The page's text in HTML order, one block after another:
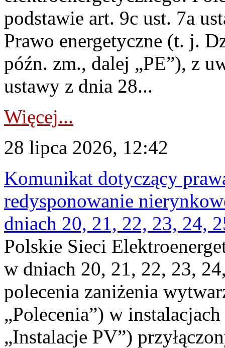
podstawie art. 9c ust. 7a
Prawo energetyczne (t. j.
późn. zm., dalej „PE”), z
ustawy z dnia 28...
Więcej...
28 lipca 2026, 12:42
Komunikat dotyczący
redysponowanie
dniach 20, 21, 22, 23, 24,
Polskie Sieci
w dniach 20, 21, 22, 23,
polecenia zaniżenia
„Polecenia”) w
„Instalacje PV”)